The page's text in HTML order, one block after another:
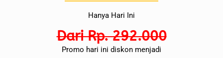
Hanya Hari Ini
Dari Rp. 292.000
Promo hari ini diskon menjadi